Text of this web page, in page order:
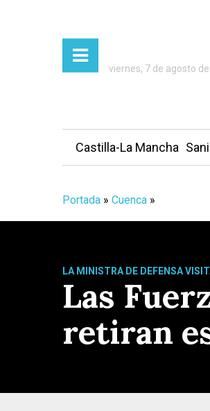
viernes, 7 de agosto
Castilla-La Mancha
Portada » Cuenca »
LA MINISTRA DE DEFENSA
Las
retiran